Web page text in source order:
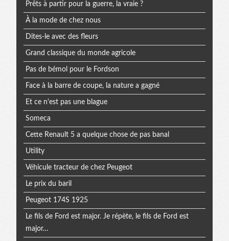
Prêts à partir pour la guerre, la vraie ?
À la mode de chez nous
Dites-le avec des fleurs
Grand classique du monde agricole
Pas de bémol pour le Fordson
Face à la barre de coupe, la nature a gagné
Et ce n'est pas une blague
Someca
Cette Renault 5 a quelque chose de pas banal
Utility
Véhicule tracteur de chez Peugeot
Le prix du baril
Peugeot 174S 1925
Le fils de Ford est major. Je répète, le fils de Ford est
major…